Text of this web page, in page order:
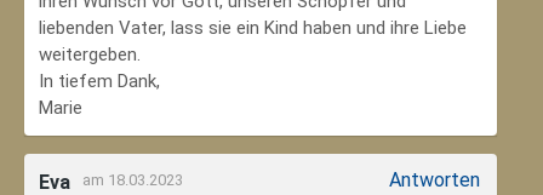
liebenden Vater, lass sie ein Kind haben und ihre Liebe
weitergeben.
In tiefem Dank,
Marie
Eva am 18.03.2023 Antworten